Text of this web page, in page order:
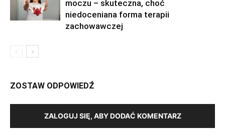
moczu – skuteczna, choć
niedoceniana forma terapii
zachowawczej
ZOSTAW ODPOWIEDŹ
ZALOGUJ SIĘ, ABY DODAĆ KOMENTARZ